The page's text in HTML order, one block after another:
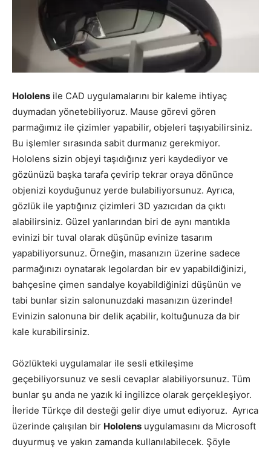
Hololens ile CAD uygulamalarını bir kaleme ihtiyaç
duymadan yönetebiliyoruz. Mause görevi gören
parmağımız ile çizimler yapabilir, objeleri taşıyabilirsiniz.
Bu işlemler sırasında sabit durmanız gerekmiyor.
Hololens sizin objeyi taşıdığınız yeri kaydediyor ve
gözünüzü başka tarafa çevirip tekrar oraya dönünce
objenizi koyduğunuz yerde bulabiliyorsunuz. Ayrıca,
gözlük ile yaptığınız çizimleri 3D yazıcıdan da çıktı
alabilirsiniz. Güzel yanlarından biri de aynı mantıkla
evinizi bir tuval olarak düşünüp evinize tasarım
yapabiliyorsunuz. Örneğin, masanızın üzerine sadece
parmağınızı oynatarak legolardan bir ev yapabildiğinizi,
bahçesine çimen sandalye koyabildiğinizi düşünün ve
tabi bunlar sizin salonunuzdaki masanızın üzerinde!
Evinizin salonuna bir delik açabilir, koltuğunuza da bir
kale kurabilirsiniz.
Gözlükteki uygulamalar ile sesli etkileşime
geçebiliyorsunuz ve sesli cevaplar alabiliyorsunuz. Tüm
bunlar şu anda ne yazık ki ingilizce olarak gerçekleşiyor.
İleride Türkçe dil desteği gelir diye umut ediyoruz. Ayrıca
üzerinde çalışılan bir Hololens uygulamasını da Microsoft
duyurmuş ve yakın zamanda kullanılabilecek. Şöyle